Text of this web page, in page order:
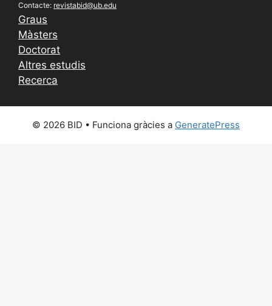
Contacte: revistabid@ub.edu
Graus
Màsters
Doctorat
Altres estudis
Recerca
© 2026 BID • Funciona gràcies a GeneratePress